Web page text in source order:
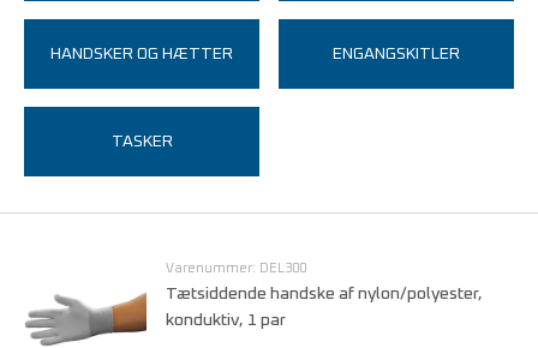
HANDSKER OG HÆTTER ENGANGSKITLER
TASKER
Varenummer: DEL300
Tætsiddende handske af nylon/polyester,
konduktiv, 1 par